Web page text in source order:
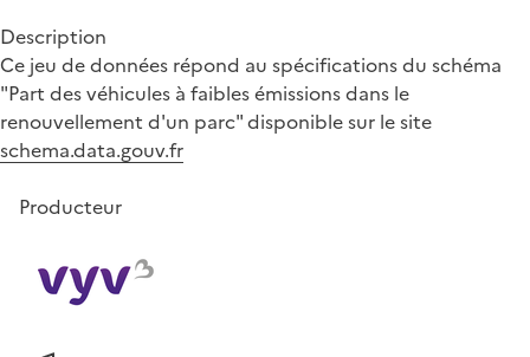
Description
Ce jeu de données répond au spécifications du schéma
"Part des véhicules à faibles émissions dans le
renouvellement d'un parc" disponible sur le site
schema.data.gouv.fr
Producteur